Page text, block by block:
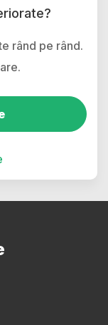
rând pe rând.